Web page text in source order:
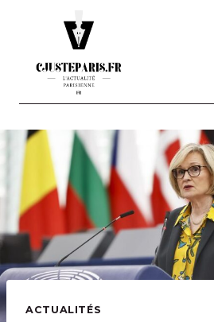
ACTUALITÉS